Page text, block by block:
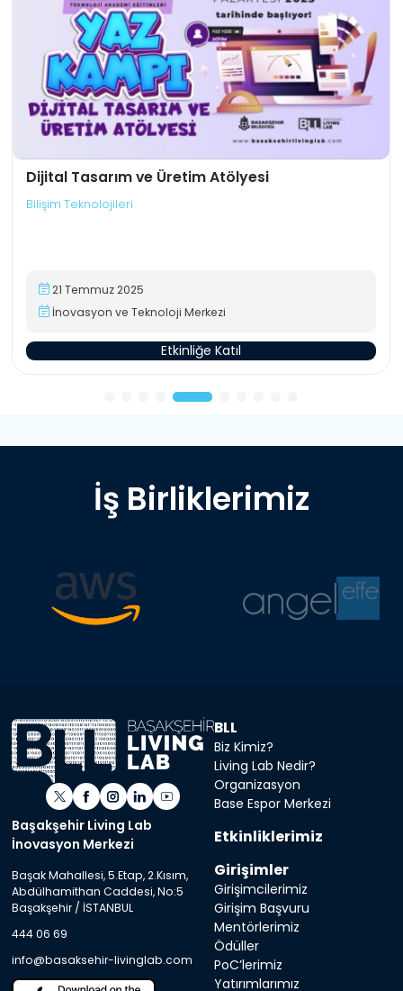
Dijital Tasarım ve Üretim Atölyesi
Bilişim Teknolojileri
21 Temmuz 2025
İnovasyon ve Teknoloji Merkezi
Etkinliğe Katıl
İş Birliklerimiz
BLL
Biz Kimiz?
Living Lab Nedir?
Organizasyon
Base Espor Merkezi
Etkinliklerimiz
Girişimler
Girişimcilerimiz
Girişim Başvuru
Mentörlerimiz
Ödüller
PoC’lerimiz
Yatırımlarımız
Başakşehir Living Lab
İnovasyon Merkezi
Başak Mahallesi, 5.Etap, 2.Kısım,
Abdülhamithan Caddesi, No:5
Başakşehir / İSTANBUL
444 06 69
info@basaksehir-livinglab.com